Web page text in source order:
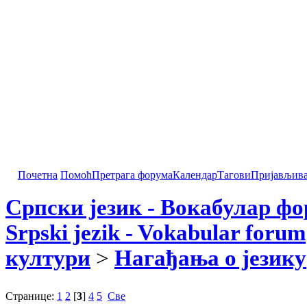
Почетна ПомоћПретрага форумаКалендарТагови
Српски језик - Вокабулар
Srpski jezik - Vokabular forum
култури > Нагађања о језику
Странице: 1 2 [3] 4 5 Све